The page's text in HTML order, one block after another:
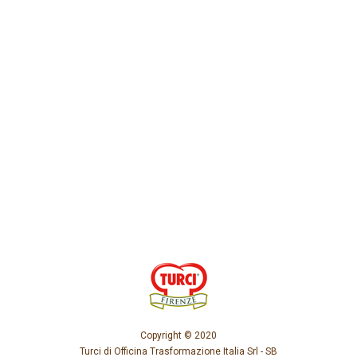
Copyright © 2020
Turci di Officina Trasformazione Italia Srl - SB